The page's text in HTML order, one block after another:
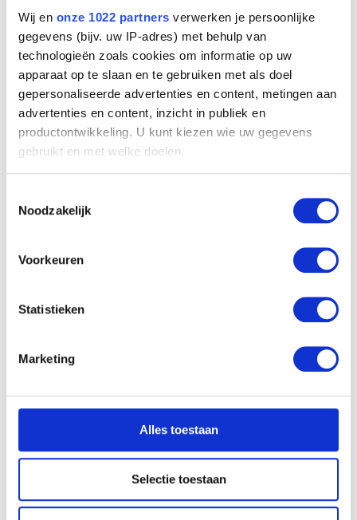
Wij en onze 1022 partners verwerken je persoonlijke
gegevens (bijv. uw IP-adres) met behulp van
technologieën zoals cookies om informatie op uw
apparaat op te slaan en te gebruiken met als doel
gepersonaliseerde advertenties en content, metingen aan
advertenties en content, inzicht in publiek en
productontwikkeling. U kunt kiezen wie uw gegevens
gebruikt en met welke doelen.
Informatie verzamelen over uw geografische
locatie, die tot een paar meter nauwkeurig kan zijn
scannen op specifieke eigenschappen (fingerprinting)
detailgedeeltein.
U kunt uw toestemming op elk moment wijzigen of
We gebruiken cookies om content en advertenties te
personaliseren, om functies voor social media te bieden
en om ons websiteverkeer te analyseren. Ook delen we
informatie over uw gebruik van onze site met onze
partners voor social media, adverteren en analyse. Deze
informatie die u aan ze heeft verstrekt of die ze hebben
verzameld op basis van uw gebruik van hun services.
Noodzakelijk
Voorkeuren
Statistieken
Marketing
Alles toestaan
Selectie toestaan